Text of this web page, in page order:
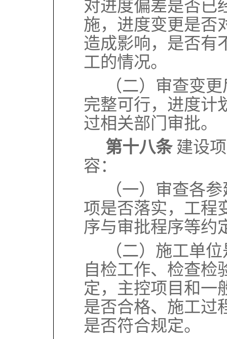
对进度偏差是否已
施，进度变更是否
造成影响，是否有
工的情况。
（二）审查变
完整可行，进度计
过相关部门审批。
第十八条 建设
容：
（一）审查各
项是否落实，工程
序与审批程序等约
（二）施工单
自检工作、检查检
定，主控项目和一
是否合格、施工过
是否符合规定。